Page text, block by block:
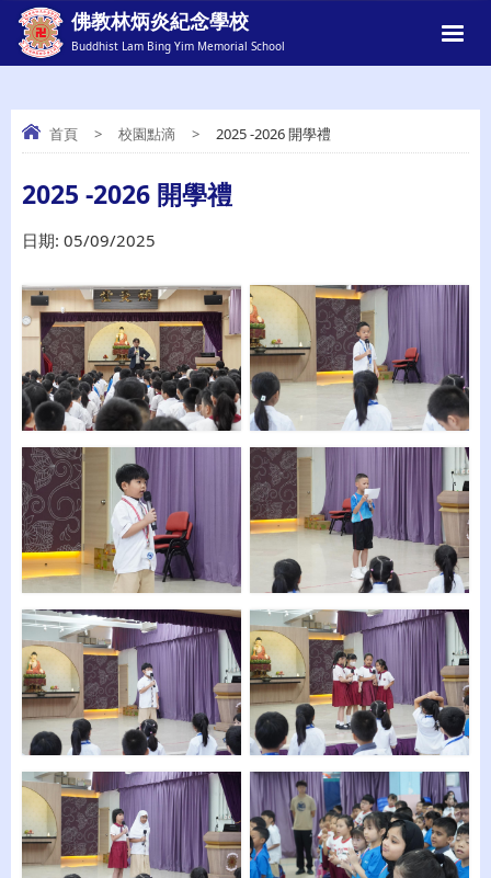
佛教林炳炎紀念學校
Buddhist Lam Bing Yim Memorial School
2025 -2026 開學禮
首頁 > 校園點滴 > 2025 -2026 開學禮
2025 -2026 開學禮
日期: 05/09/2025